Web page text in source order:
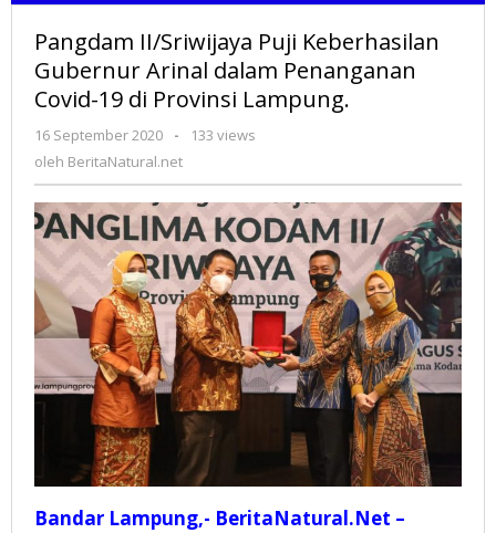
di
Provinsi
Lampung.
Pangdam II/Sriwijaya Puji Keberhasilan
Gubernur Arinal dalam Penanganan
Covid-19 di Provinsi Lampung.
16 September 2020
oleh
BeritaNatural.net
-
133 views
oleh BeritaNatural.net
Bandar Lampung,- BeritaNatural.Net –